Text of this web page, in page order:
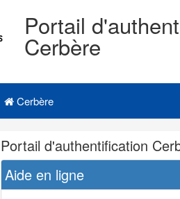
Portail
Cerbère
Cerbère
Navigation
et
outils
annexes
Portail d'authentification
Aide en ligne